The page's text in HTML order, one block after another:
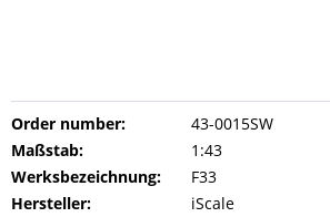
Order number:
43-0015SW
Maßstab:
1:43
Werksbezeichnung:
F33
Hersteller:
iScale